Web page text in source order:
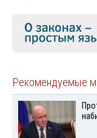
Рекомендуемые